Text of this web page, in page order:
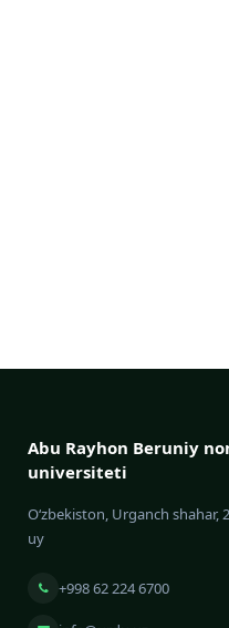
Abu Rayhon Beruniy
universiteti
O‘zbekiston, Urganch shahar,
uy
+998 62 224 6700